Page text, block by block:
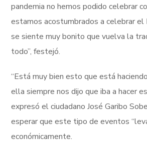
pandemia no hemos podido celebrar
estamos acostumbrados a celebrar
se siente muy bonito que vuelva la
todo”, festejó.
“Está muy bien esto que está
ella siempre nos dijo que iba a hacer
expresó el ciudadano José Garibo
esperar que este tipo de eventos
económicamente.